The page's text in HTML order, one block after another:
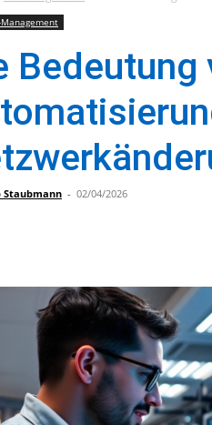
Management
Staubmann - 02/04/2026